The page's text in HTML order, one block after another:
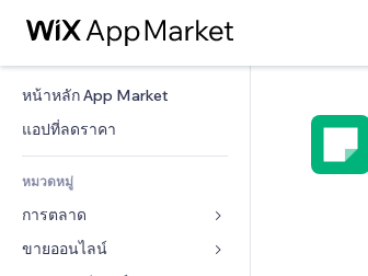
หน้าหลัก App Market
แอปที่ลดราคา
หมวดหมู่
การตลาด
โฆษณา
ขายออนไลน์